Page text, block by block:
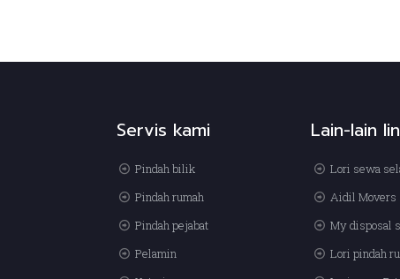
Servis kami
Pindah bilik
Pindah rumah
Pindah pejabat
Pelamin
Lain-lain
Lori sewa
Aidil Movers
My disposal
Lori pindah